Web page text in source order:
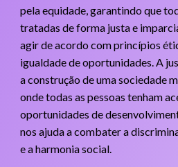
pela equidade, garantindo que
tratadas de forma justa e
agir de acordo com princípios
igualdade de oportunidades. A
a construção de uma sociedade
onde todas as pessoas tenham
oportunidades de
nos ajuda a combater a
e a harmonia social.